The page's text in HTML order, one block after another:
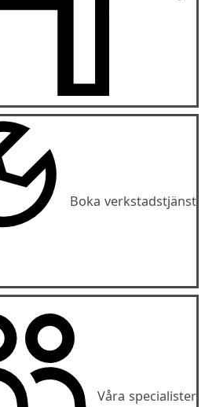
Boka verkstadstjänst
Våra specialister